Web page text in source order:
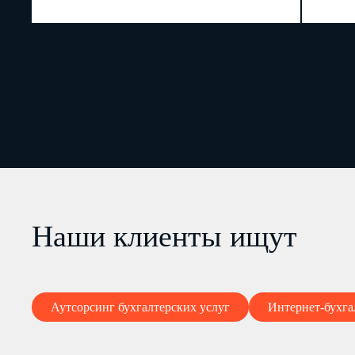
Наши клиенты ищут
Аутсорсинг бухгалтерских услуг Интернет-